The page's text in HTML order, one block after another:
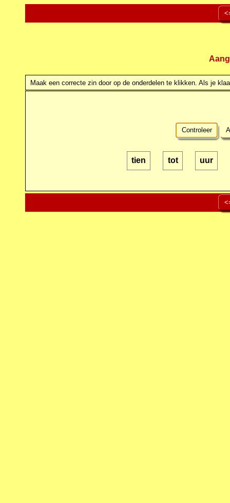
Maak een correcte zin door op de onderdelen te klikken. Als je
Controleer
tien tot uur